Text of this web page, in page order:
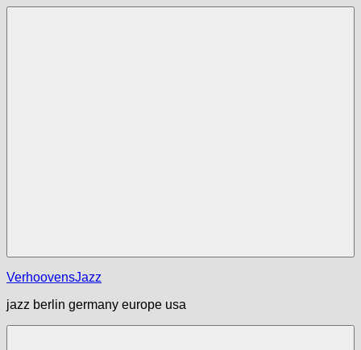
Zum
VerhoovensJazz
jazz berlin germany europe usa